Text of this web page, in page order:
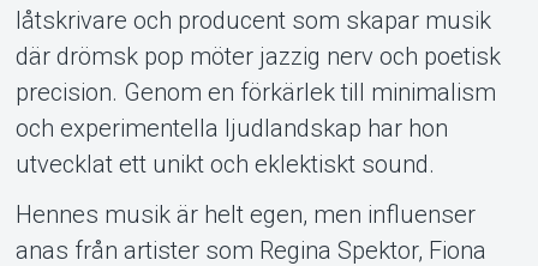
låtskrivare och producent som skapar musik
där drömsk pop möter jazzig nerv och poetisk
precision. Genom en förkärlek till minimalism
och experimentella ljud­landskap har hon
utvecklat ett unikt och eklektiskt sound.
Hennes musik är helt egen, men influenser
anas från artister som Regina Spektor, Fiona